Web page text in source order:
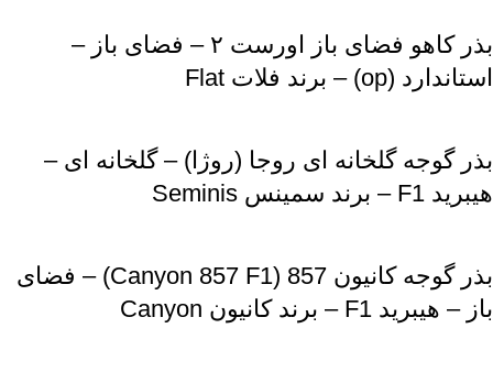
بذر کاهو فضای باز اورست ۲ – فضای باز –
استاندارد (op) – برند فلات Flat
بذر گوجه گلخانه ای روجا (روژا) – گلخانه ای –
هیبرید F1 – برند سمینس Seminis
بذر گوجه کانیون 857 (Canyon 857 F1) – فضای
باز – هیبرید F1 – برند کانیون Canyon